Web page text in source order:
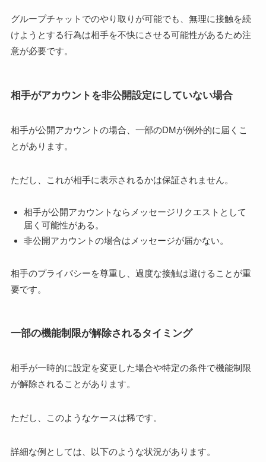
グループチャットでのやり取りが可能でも、無理に接触を続
けようとする行為は相手を不快にさせる可能性があるため注
意が必要です。
相手がアカウントを非公開設定にしていない場合
相手が公開アカウントの場合、一部のDMが例外的に届くこ
とがあります。
ただし、これが相手に表示されるかは保証されません。
相手が公開アカウントならメッセージリクエストとして
届く可能性がある。
非公開アカウントの場合はメッセージが届かない。
相手のプライバシーを尊重し、過度な接触は避けることが重
要です。
一部の機能制限が解除されるタイミング
相手が一時的に設定を変更した場合や特定の条件で機能制限
が解除されることがあります。
ただし、このようなケースは稀です。
詳細な例としては、以下のような状況があります。